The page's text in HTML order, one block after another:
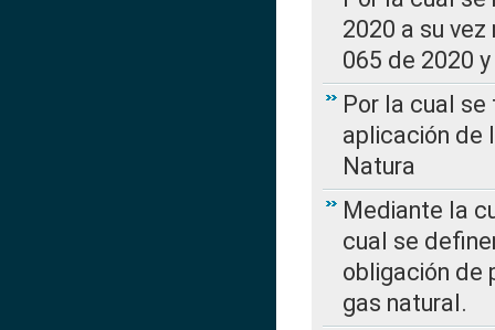
2020 a su
065 de 2020
Por la cual
aplicación de
Natura
Mediante la
cual se
obligación de
gas natural.